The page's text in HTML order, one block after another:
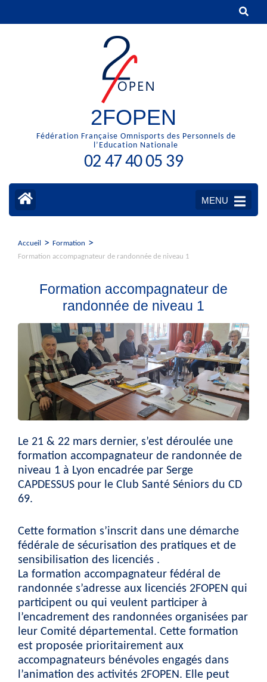
2FOPEN
Fédération Française Omnisports des Personnels de
l’Education Nationale
02 47 40 05 39
MENU
Accueil > Formation >
Formation accompagnateur de randonnée de niveau 1
Formation accompagnateur de
randonnée de niveau 1
Le 21 & 22 mars dernier, s’est déroulée une
formation accompagnateur de randonnée de
niveau 1 à Lyon encadrée par Serge
CAPDESSUS pour le Club Santé Séniors du CD
69.
Cette formation s’inscrit dans une démarche
fédérale de sécurisation des pratiques et de
sensibilisation des licenciés .
La formation accompagnateur fédéral de
randonnée s’adresse aux licenciés 2FOPEN qui
participent ou qui veulent participer à
l’encadrement des randonnées organisées par
leur Comité départemental. Cette formation
est proposée prioritairement aux
accompagnateurs bénévoles engagés dans
l’animation des activités 2FOPEN. Elle peut